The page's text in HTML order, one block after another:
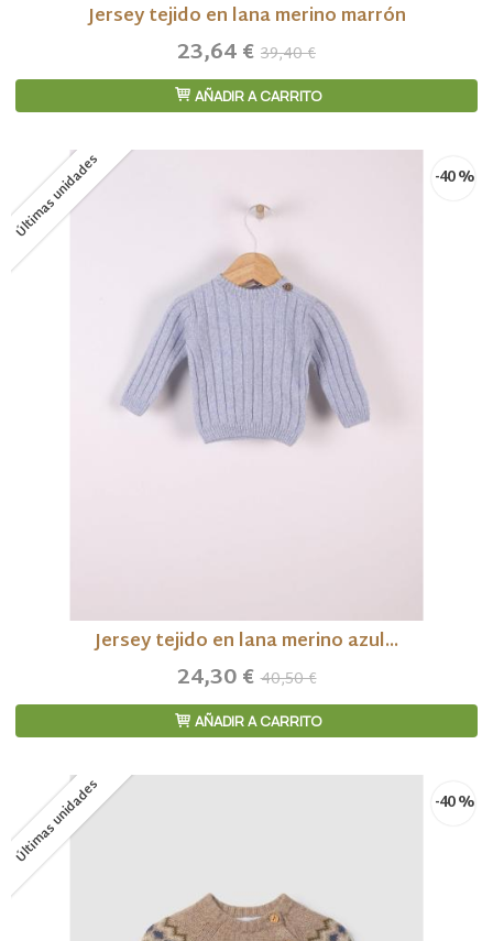
Jersey tejido en lana merino marrón
23,64 € 39,40 €
AÑADIR A CARRITO
Últimas unidades -40 %
Jersey tejido en lana merino azul...
24,30 €40,50 €
AÑADIR A CARRITO
Últimas unidades -40 %